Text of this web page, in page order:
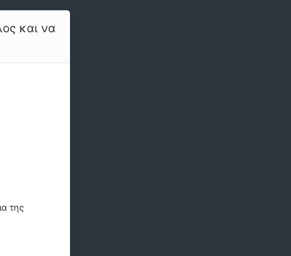
και να
της